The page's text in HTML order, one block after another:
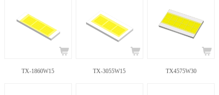
TX-1860W15 TX-3055W15 TX4575W30